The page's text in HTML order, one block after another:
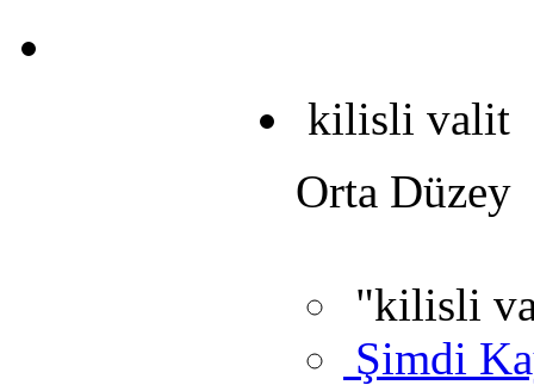
kilisli valit
Orta Düzey
"kilisli
Şimdi